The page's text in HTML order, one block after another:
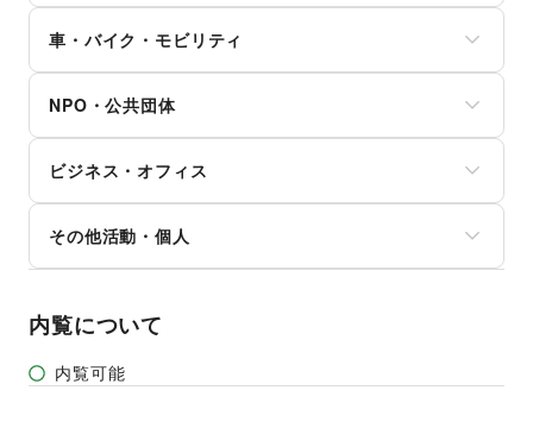
女性用品・フェムテック
コンタクトレンズ
医療・医薬品
その他美容・健康
コミック・マンガ
アイドル・芸能人
CD・DVD・本・雑誌
Webメディア・アプリ
テレビ・ドラマ
映画
音楽・ライブ
演劇
占い
その他エンタメ・ガジェット
その他アート・デザイン
キャンプ・アウトドア
野球
サッカー
バスケットボール
ゴルフ
その他レジャー・スポーツ
車・バイク・モビリティ
バイク・オートバイ
自転車・ロードバイク
マイクロモビリティ
その他車・バイク・モビリティ
NPO・公共団体
外国団体・大使館
募金・寄付
NPO・ボランティア活動
その他NPO・公共団体
ビジネス・オフィス
オフィス家具・OA機器
イベント企画・運営
その他活動・個人
内覧について
内覧可能